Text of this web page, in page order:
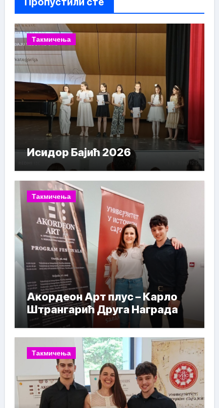
Такмичења
Исидор Бајић 2026
Такмичења
Акордеон Арт плус – Карло
Штрангарић Друга Награда
Такмичења